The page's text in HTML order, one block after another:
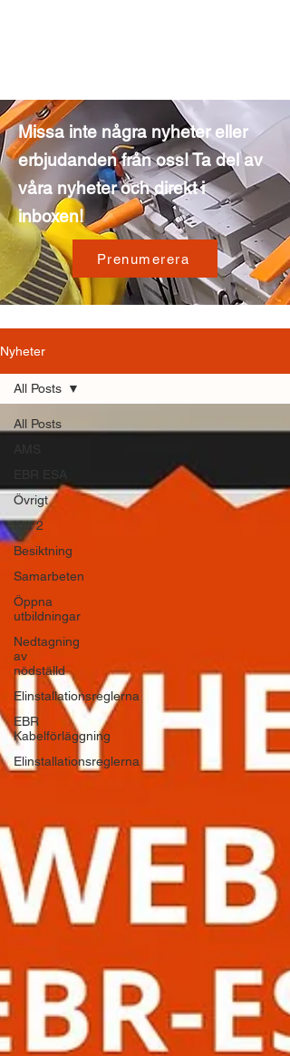
Missa inte några nyheter eller
erbjudanden från oss!Ta del av
våra nyheter och direkt i
inboxen!
Prenumerera
Nyheter
All Posts
Övrigt
Kat 2
Besiktning
Samarbeten
Öppna
utbildningar
Nedtagning
av
nödställd
Elinstallationsreglerna
EBR
Kabelförläggning
Elinstallationsreglerna
All Posts